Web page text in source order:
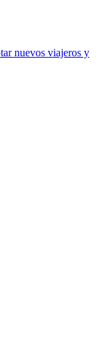
nuevos viajeros y